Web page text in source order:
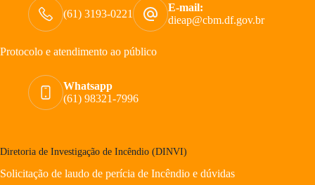
(61) 3193-0221
E-mail:
dieap@cbm.df.gov.br
Protocolo e atendimento ao público
Whatsapp
(61) 98321-7996
Diretoria de Investigação de Incêndio (DINVI)
Solicitação de laudo de perícia de Incêndio e dúvidas